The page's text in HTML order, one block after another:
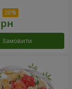
Замовити